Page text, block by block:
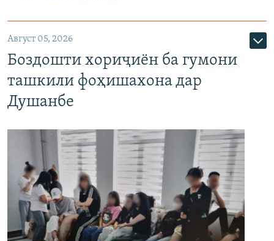
Август 05, 2026
Боздошти хориҷиён ба гумони
ташкили фоҳишахона дар
Душанбе